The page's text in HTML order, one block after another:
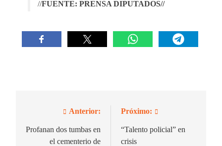
//FUENTE: PRENSA DIPUTADOS//
Navegación
de
Anterior:
Profanan dos tumbas en
el cementerio de
Próximo:
“Talento policial” en
crisis